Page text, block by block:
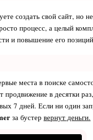
создать свой сайт, но
процесс, а целый
и повышение его
места в поиске
продвижение в десятки
7 дней. Если ни один
за бустер вернут деньги.